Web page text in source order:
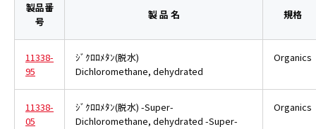
製品番
号
製 品 名 規格
11338-
95
ｼﾞｸﾛﾛﾒﾀﾝ(脱水)
Dichloromethane, dehydrated
Organics
11338-
05
ｼﾞｸﾛﾛﾒﾀﾝ(脱水) -Super-
Dichloromethane, dehydrated -Super-
Organics